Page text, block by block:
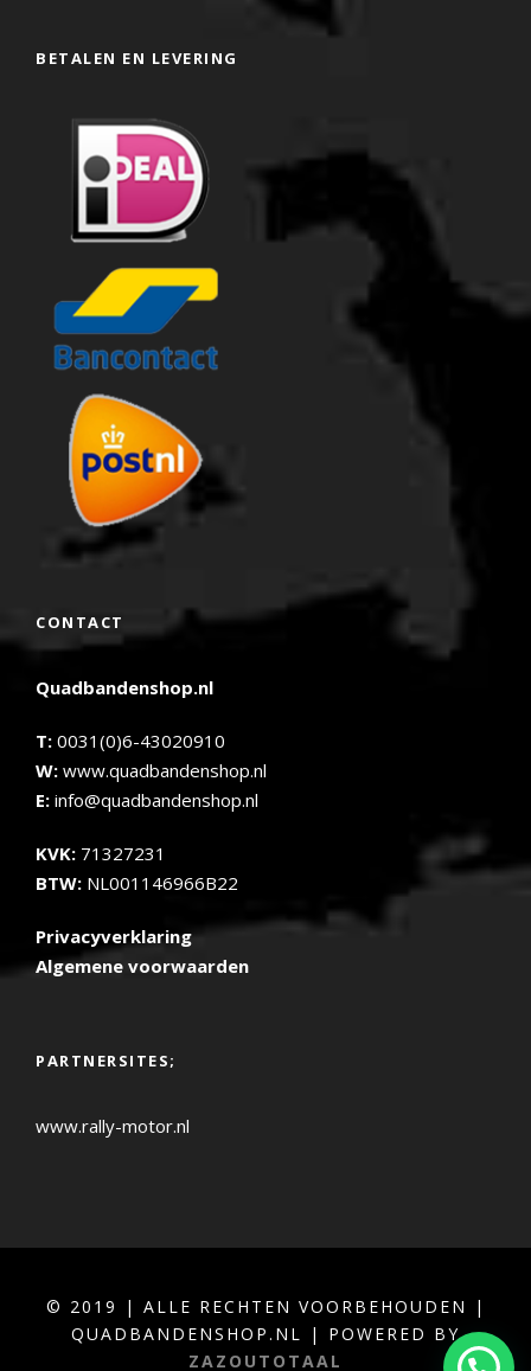
BETALEN EN LEVERING
CONTACT
Quadbandenshop.nl
T: 0031(0)6-43020910
W: www.quadbandenshop.nl
E: info@quadbandenshop.nl
KVK: 71327231
BTW: NL001146966B22
Privacyverklaring
Algemene voorwaarden
PARTNERSITES;
www.rally-motor.nl
© 2019 | ALLE RECHTEN VOORBEHOUDEN |
QUADBANDENSHOP.NL | POWERED BY
ZAZOUTOTAAL